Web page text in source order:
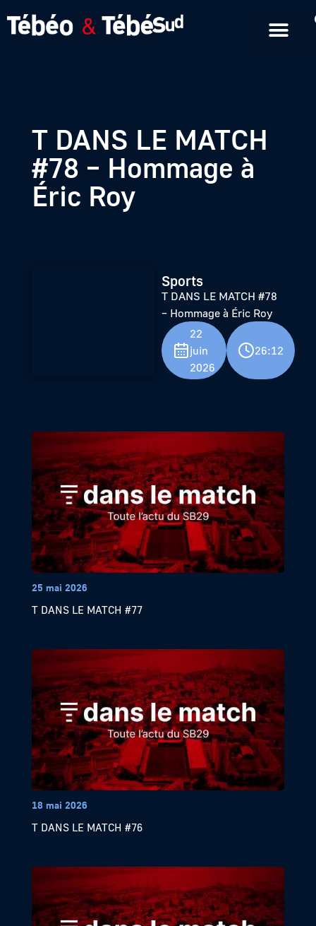
T DANS LE MATCH
#78 – Hommage à
Éric Roy
Sports
T DANS LE MATCH #78
– Hommage à Éric Roy
22
juin
2026
26:12
25 mai 2026
T DANS LE MATCH #77
18 mai 2026
T DANS LE MATCH #76